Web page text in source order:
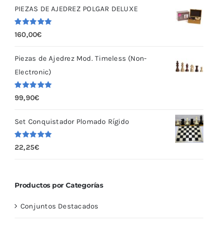
PIEZAS DE AJEDREZ POLGAR DELUXE
Valorado
con 5.00
160,00€
Piezas de Ajedrez Mod. Timeless (Non-
Electronic)
Valorado
con 5.00
99,90€
Set Conquistador Plomado Rígido
Valorado
con
5.00
22,25€
Productos por Categorías
Conjuntos Destacados